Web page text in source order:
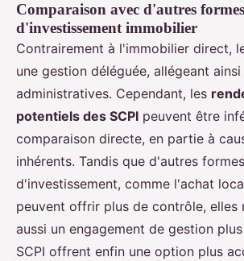
Comparaison avec d'autres formes
d'investissement immobilier
Contrairement à l'immobilier direct,
une gestion déléguée, allégeant
administratives. Cependant, les
potentiels des SCPI peuvent être
comparaison directe, en partie à
inhérents. Tandis que d'autres formes
d'investissement, comme l'achat
peuvent offrir plus de contrôle, elles
aussi un engagement de gestion
SCPI offrent enfin une option plus